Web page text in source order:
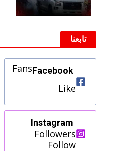
تابعنا
Facebook
Fans
Like
Instagram
Followers
Follow